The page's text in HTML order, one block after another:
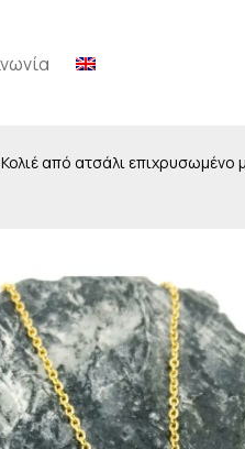
Κολιέ από ατσάλι επιχρυσωμένο